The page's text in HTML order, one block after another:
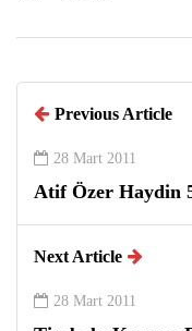
Previous Article
28 Mart 2011
Atif Özer Haydin
Next Article
28 Mart 2011